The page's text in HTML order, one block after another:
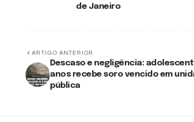
de Janeiro
ARTIGO ANTERIOR
Descaso e negligência:
anos recebe soro vencido em
pública